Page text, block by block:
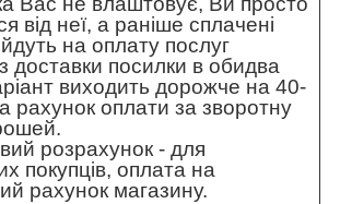
від неї, а раніше сплачені
на оплату послуг
доставки посилки в обидва
виходить дорожче на 40-
рахунок оплати за зворотну
розрахунок - для
покупців, оплата на
рахунок магазину.